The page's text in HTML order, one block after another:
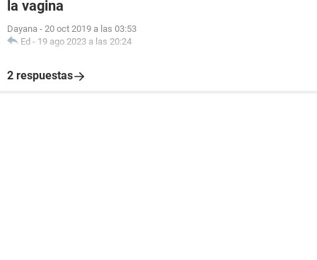
la vagina
Dayana - 20 oct 2019 a las 03:53
Ed - 19 ago 2023 a las 20:24
2 respuestas